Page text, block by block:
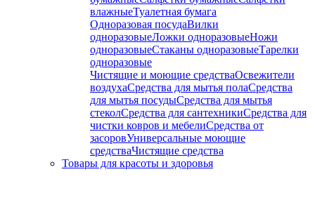
влажныеТуалетная бумага
Одноразовая посудаВилки
одноразовыеЛожки одноразовыеНожи
одноразовыеСтаканы одноразовыеТарелки
одноразовые
Чистящие и моющие средстваОсвежители
воздухаСредства для мытья полаСредства
для мытья посудыСредства для мытья
стеколСредства для сантехникиСредства для
чистки ковров и мебелиСредства от
засоровУниверсальные моющие
средстваЧистящие средства
Товары для красоты и здоровья